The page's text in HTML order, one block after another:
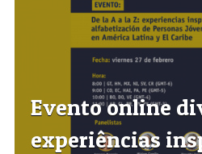
Evento online
experiências